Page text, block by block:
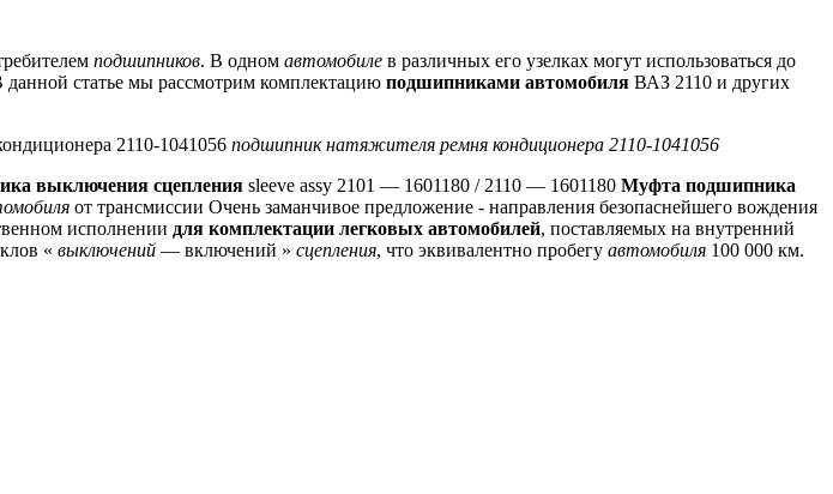
подшипников. В одном автомобиле в различных его узелках могут использоваться до
данной статье мы рассмотрим комплектацию подшипниками автомобиля ВАЗ 2110 и других
2110-1041056 подшипник натяжителя ремня кондиционера 2110-1041056
выключения сцепления sleeve assy 2101 — 1601180 / 2110 — 1601180 Муфта подшипника
от трансмиссии Очень заманчивое предложение - направления безопаснейшего вождения
исполнении для комплектации легковых автомобилей, поставляемых на внутренний
« выключений — включений » сцепления, что эквивалентно пробегу автомобиля 100 000 км.